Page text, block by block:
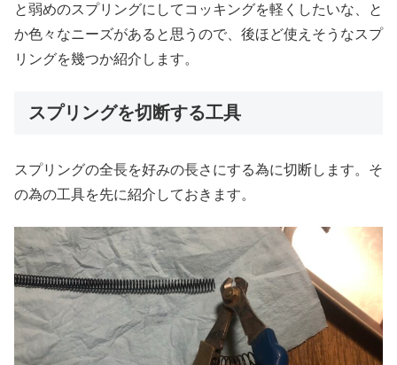
と弱めのスプリングにしてコッキングを軽くしたいな、と
か色々なニーズがあると思うので、後ほど使えそうなスプ
リングを幾つか紹介します。
スプリングを切断する工具
スプリングの全長を好みの長さにする為に切断します。そ
の為の工具を先に紹介しておきます。